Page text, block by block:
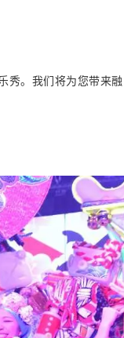
秀。我们将为您带来融